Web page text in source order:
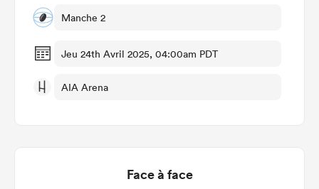
Manche 2
Jeu 24th Avril 2025, 04:00am PDT
AIA Arena
Face à face